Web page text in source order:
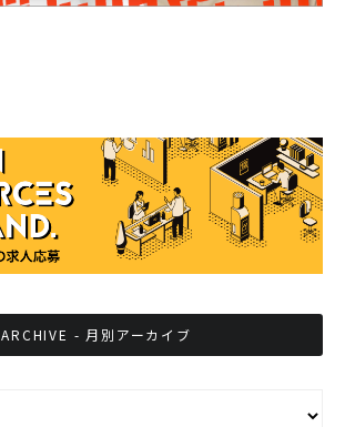
ARCHIVE - 月別アーカイブ